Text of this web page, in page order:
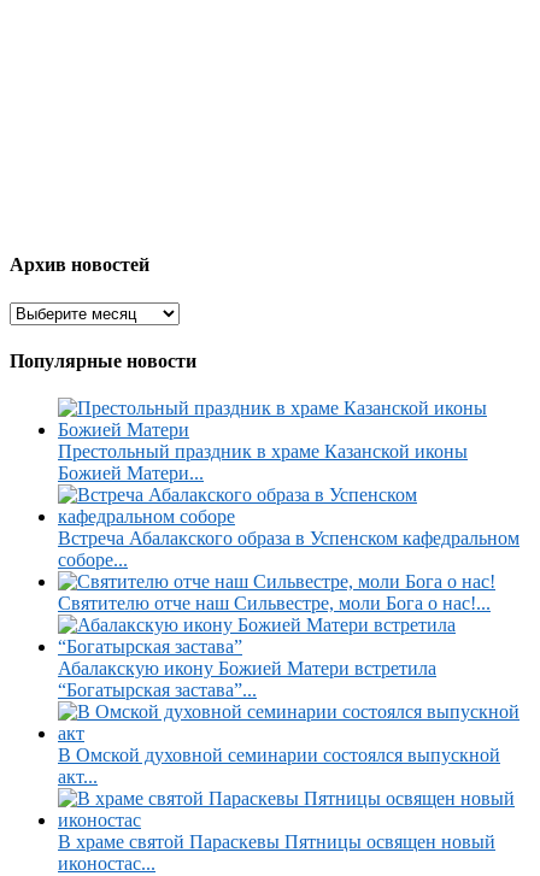
Архив новостей
Популярные новости
Престольный праздник в храме Казанской иконы
Божией Матери...
Встреча Абалакского образа в Успенском кафедральном
соборе...
Святителю отче наш Сильвестре, моли Бога о нас!...
Абалакскую икону Божией Матери встретила
“Богатырская застава”...
В Омской духовной семинарии состоялся выпускной
акт...
В храме святой Параскевы Пятницы освящен новый
иконостас...